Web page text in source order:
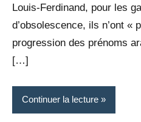
Louis-Ferdinand, pour les
d’obsolescence, ils n’ont «
progression des prénoms
[…]
Continuer la lecture